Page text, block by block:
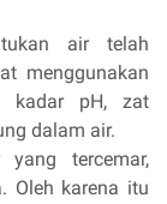
air telah
menggunakan
kadar pH, zat
dalam air.
tercemar,
Oleh karena itu